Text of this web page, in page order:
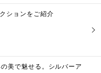
ションをご紹介
美で魅せる。シルバーア